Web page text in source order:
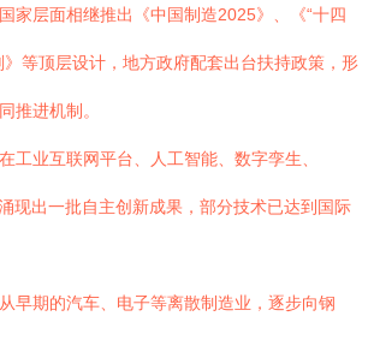
国家层面相继推出《中国制造2025》、《“十四
》等顶层设计，地方政府配套出台扶持政策，形
推进机制。
在工业互联网平台、人工智能、数字孪生、
现出一批自主创新成果，部分技术已达到国际
从早期的汽车、电子等离散制造业，逐步向钢